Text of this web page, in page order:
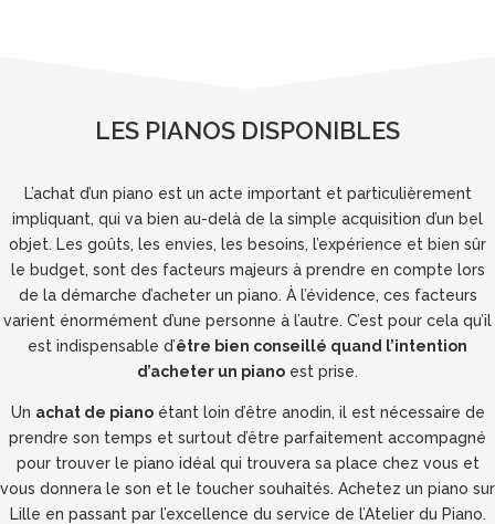
LES PIANOS DISPONIBLES
L’achat d’un piano est un acte important et particulièrement
impliquant, qui va bien au-delà de la simple acquisition d’un bel
objet. Les goûts, les envies, les besoins, l’expérience et bien sûr
le budget, sont des facteurs majeurs à prendre en compte lors
de la démarche d’acheter un piano. À l’évidence, ces facteurs
varient énormément d’une personne à l’autre. C’est pour cela qu’il
est indispensable d’être bien conseillé quand l’intention
d’acheter un piano est prise.
Un achat de pianoétant loin d’être anodin, il est nécessaire de
prendre son temps et surtout d’être parfaitement accompagné
pour trouver le piano idéal qui trouvera sa place chez vous et
vous donnera le son et le toucher souhaités. Achetez un piano sur
Lille en passant par l’excellence du service de l’Atelier du Piano.